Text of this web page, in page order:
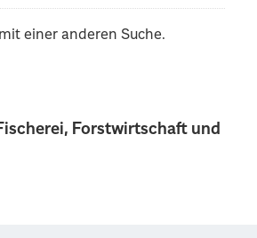
Forstwirtschaft und
einer anderen Suche.